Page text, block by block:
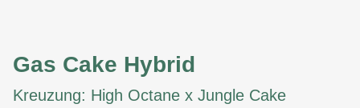
Gas Cake Hybrid
Kreuzung: High Octane x Jungle Cake